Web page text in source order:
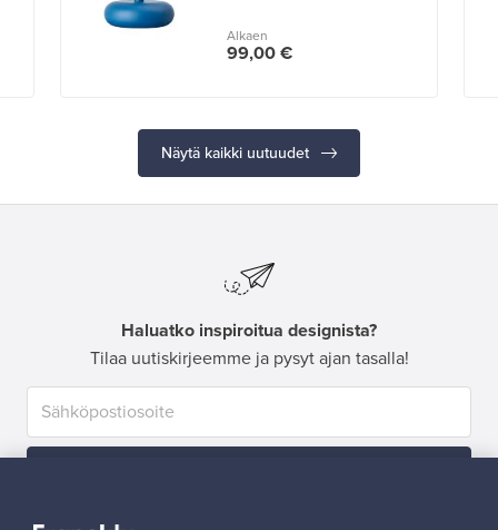
Alkaen
99,00 €
Näytä kaikki uutuudet
Haluatko inspiroitua designista?
Tilaa uutiskirjeemme ja pysyt ajan tasalla!